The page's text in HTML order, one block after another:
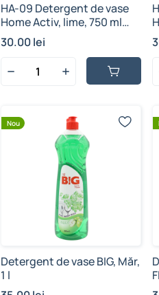
HA-09 Detergent de vase
Home Activ, lime, 750 ml
(1/12 buc)
30.00 lei
Nou
Detergent de vase BIG, Măr,
1 l